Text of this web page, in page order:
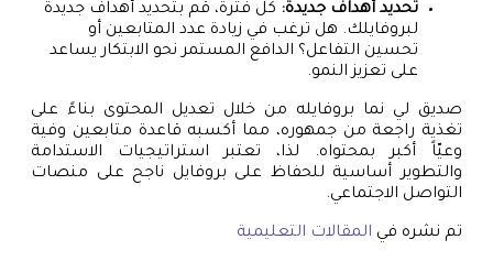
تحديد أهداف جديدة: كل فترة، قم بتحديد أهداف جديدة
لبروفايلك. هل ترغب في زيادة عدد المتابعين أو
تحسين التفاعل؟ الدافع المستمر نحو الابتكار يساعد
على تعزيز النمو.
صديق لي نما بروفايله من خلال تعديل المحتوى بناءً على
تغذية راجعة من جمهوره، مما أكسبه قاعدة متابعين وفية
وعيّاً أكبر بمحتواه. لذا، تعتبر استراتيجيات الاستدامة
والتطوير أساسية للحفاظ على بروفايل ناجح على منصات
التواصل الاجتماعي.
تم نشره في المقالات التعليمية